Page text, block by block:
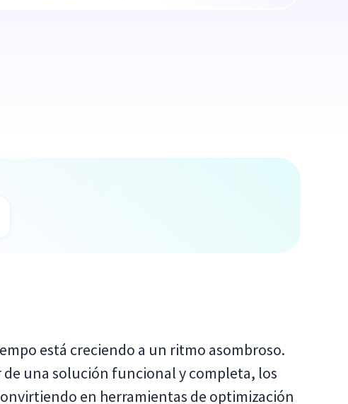
está creciendo a un ritmo asombroso.
de una solución funcional y completa, los
en herramientas de optimización